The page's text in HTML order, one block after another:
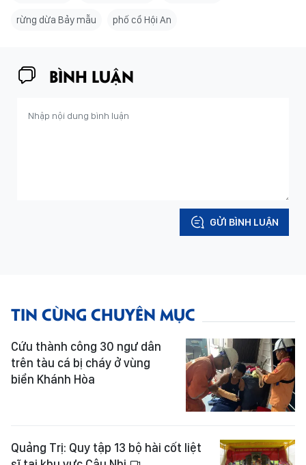
rừng dừa Bảy mẫu phố cổ Hội An
BÌNH LUẬN
GỬI BÌNH LUẬN
TIN CÙNG CHUYÊN MỤC
Cứu thành công 30 ngư dân
trên tàu cá bị cháy ở vùng
biển Khánh Hòa
Quảng Trị: Quy tập 13 bộ hài cốt liệt